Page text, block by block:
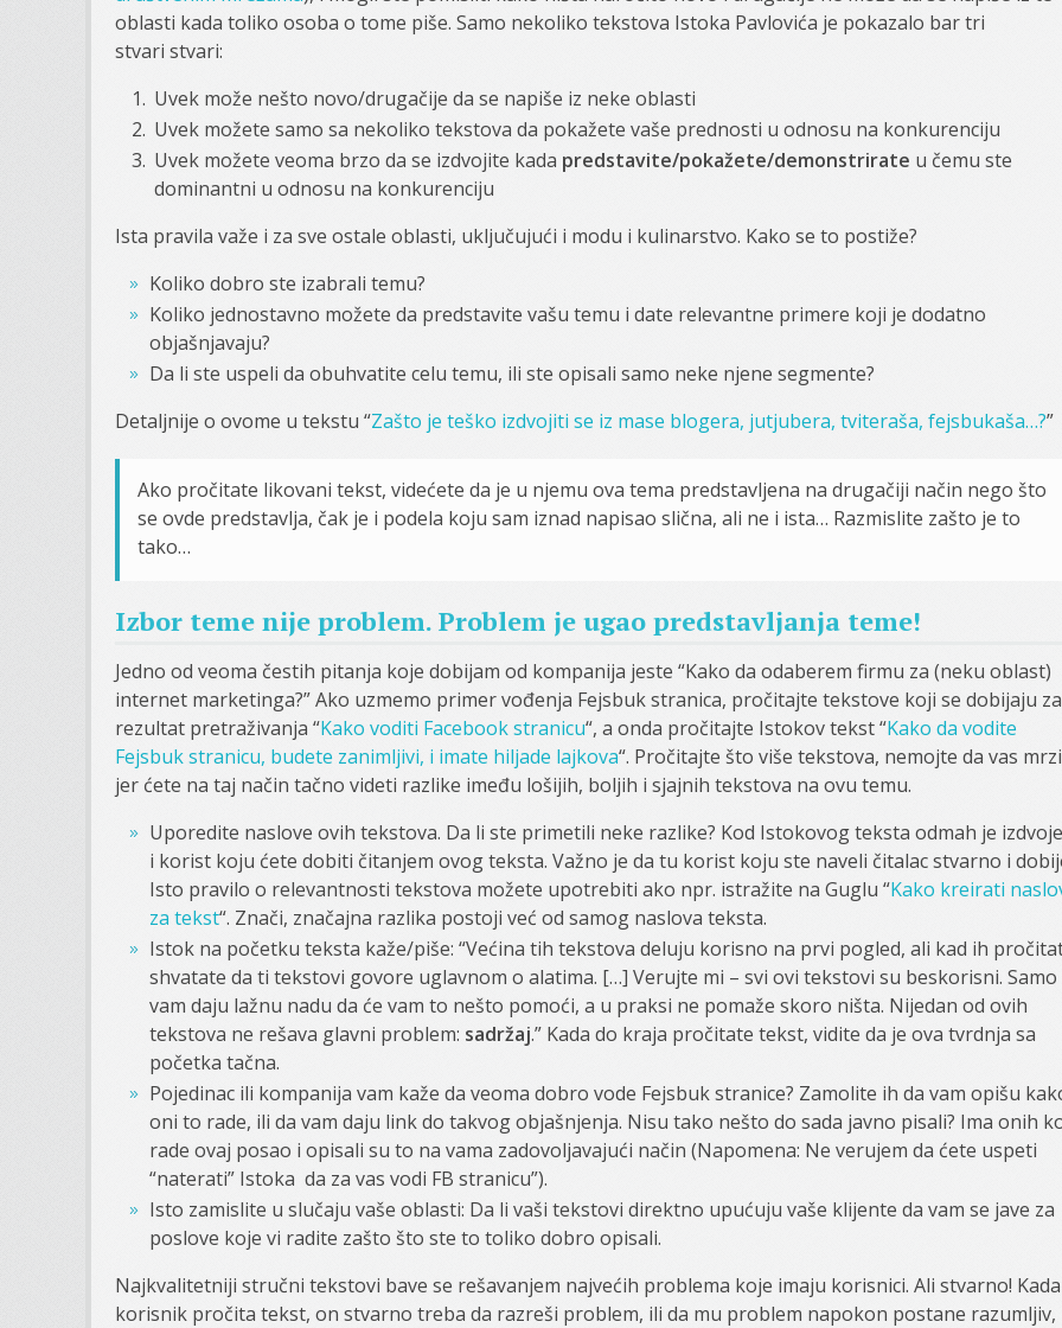
oblasti kada toliko osoba o tome piše. Samo nekoliko tekstova Istoka Pavlovića je pokazalo bar tri
stvari stvari:
Uvek može nešto novo/drugačije da se napiše iz neke oblasti
Uvek možete samo sa nekoliko tekstova da pokažete vaše prednosti u odnosu na konkurenciju
Uvek možete veoma brzo da se izdvojite kada predstavite/pokažete/demonstrirate u čemu ste
dominantni u odnosu na konkurenciju
Ista pravila važe i za sve ostale oblasti, uključujući i modu i kulinarstvo. Kako se to postiže?
Koliko dobro ste izabrali temu?
Koliko jednostavno možete da predstavite vašu temu i date relevantne primere koji je dodatno
objašnjavaju?
Da li ste uspeli da obuhvatite celu temu, ili ste opisali samo neke njene segmente?
Detaljnije o ovome u tekstu “Zašto je teško izdvojiti se iz mase blogera, jutjubera, tviteraša, fejsbukaša…?”
Ako pročitate likovani tekst, videćete da je u njemu ova tema predstavljena na drugačiji način nego što
se ovde predstavlja, čak je i podela koju sam iznad napisao slična, ali ne i ista… Razmislite zašto je to
tako…
Izbor teme nije problem. Problem je ugao predstavljanja teme!
Jedno od veoma čestih pitanja koje dobijam od kompanija jeste “Kako da odaberem firmu za (neku oblast)
internet marketinga?” Ako uzmemo primer vođenja Fejsbuk stranica, pročitajte tekstove koji se dobijaju za
rezultat pretraživanja “Kako voditi Facebook stranicu“, a onda pročitajte Istokov tekst “Kako da vodite
Fejsbuk stranicu, budete zanimljivi, i imate hiljade lajkova“. Pročitajte što više tekstova, nemojte da vas
jer ćete na taj način tačno videti razlike imeđu lošijih, boljih i sjajnih tekstova na ovu temu.
Uporedite naslove ovih tekstova. Da li ste primetili neke razlike? Kod Istokovog teksta odmah je
i korist koju ćete dobiti čitanjem ovog teksta. Važno je da tu korist koju ste naveli čitalac stvarno i
Isto pravilo o relevantnosti tekstova možete upotrebiti ako npr. istražite na Guglu “Kako kreirati
za tekst“. Znači, značajna razlika postoji već od samog naslova teksta.
Istok na početku teksta kaže/piše: “Većina tih tekstova deluju korisno na prvi pogled, ali kad ih
shvatate da ti tekstovi govore uglavnom o alatima. […] Verujte mi – svi ovi tekstovi su beskorisni. Samo
vam daju lažnu nadu da će vam to nešto pomoći, a u praksi ne pomaže skoro ništa. Nijedan od ovih
tekstova ne rešava glavni problem: sadržaj.” Kada do kraja pročitate tekst, vidite da je ova tvrdnja sa
početka tačna.
Pojedinac ili kompanija vam kaže da veoma dobro vode Fejsbuk stranice? Zamolite ih da vam opišu
oni to rade, ili da vam daju link do takvog objašnjenja. Nisu tako nešto do sada javno pisali? Ima onih
rade ovaj posao i opisali su to na vama zadovoljavajući način (Napomena: Ne verujem da ćete uspeti
“naterati” Istoka da za vas vodi FB stranicu”).
Isto zamislite u slučaju vaše oblasti: Da li vaši tekstovi direktno upućuju vaše klijente da vam se jave za
poslove koje vi radite zašto što ste to toliko dobro opisali.
Najkvalitetniji stručni tekstovi bave se rešavanjem najvećih problema koje imaju korisnici. Ali stvarno! Kada
korisnik pročita tekst, on stvarno treba da razreši problem, ili da mu problem napokon postane razumljiv,